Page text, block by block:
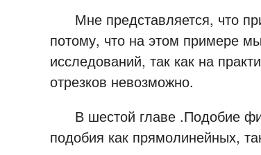
Мне представляется, что
потому, что на этом примере
исследований, так как на
отрезков невозможно.
В шестой главе .Подобие
подобия как прямолинейных,